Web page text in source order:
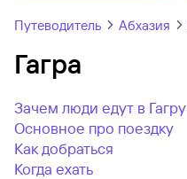
Путеводитель Абхазия
Гагра
Зачем люди едут в Гагру
Основное про поездку
Как добраться
Когда ехать